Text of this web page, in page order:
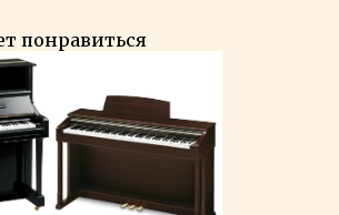
понравиться